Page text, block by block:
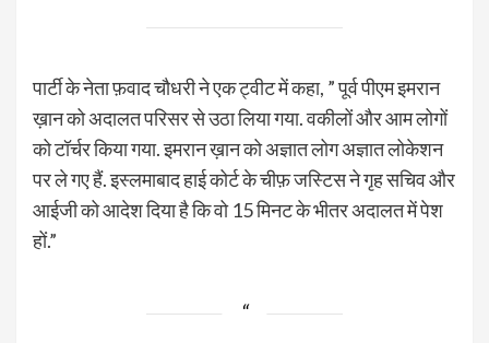
पार्टी के नेता फ़वाद चौधरी ने एक ट्वीट में कहा, ” पूर्व पीएम इमरान
ख़ान को अदालत परिसर से उठा लिया गया. वकीलों और आम लोगों
को टॉर्चर किया गया. इमरान ख़ान को अज्ञात लोग अज्ञात लोकेशन
पर ले गए हैं. इस्लमाबाद हाई कोर्ट के चीफ़ जस्टिस ने गृह सचिव और
आईजी को आदेश दिया है कि वो 15 मिनट के भीतर अदालत में पेश
हों.”